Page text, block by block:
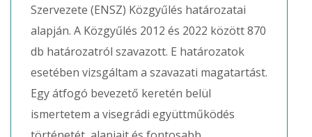
Szervezete (ENSZ) Közgyűlés határozatai
alapján. A Közgyűlés 2012 és 2022 között 870
db határozatról szavazott. E határozatok
esetében vizsgáltam a szavazati magatartást.
Egy átfogó bevezető keretén belül
ismertetem a visegrádi együttműködés